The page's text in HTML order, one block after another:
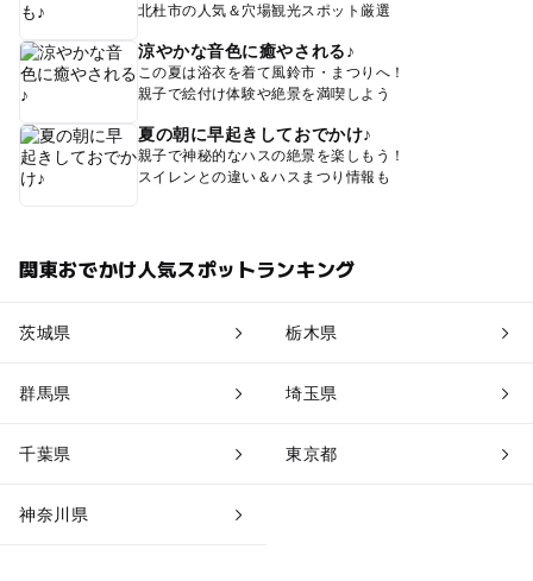
北杜市の人気＆穴場観光スポット厳選
涼やかな音色に癒やされる♪
この夏は浴衣を着て風鈴市・まつりへ！
親子で絵付け体験や絶景を満喫しよう
夏の朝に早起きしておでかけ♪
親子で神秘的なハスの絶景を楽しもう！
スイレンとの違い＆ハスまつり情報も
関東おでかけ人気スポットランキング
茨城県 栃木県
群馬県 埼玉県
千葉県 東京都
神奈川県